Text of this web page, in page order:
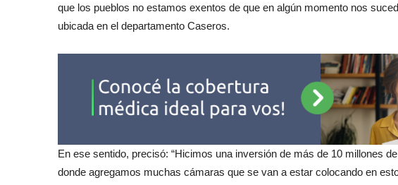
que los pueblos no estamos exentos de que en algún momento nos
ubicada en el departamento Caseros.
En ese sentido, precisó: “Hicimos una inversión de más de 10 millones
donde agregamos muchas cámaras que se van a estar colocando en